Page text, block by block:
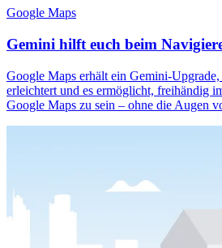
Google Maps
Gemini hilft euch beim
Google Maps erhält ein Gemini-Upgrade,
erleichtert und es ermöglicht, freihändig
Google Maps zu sein – ohne die Augen